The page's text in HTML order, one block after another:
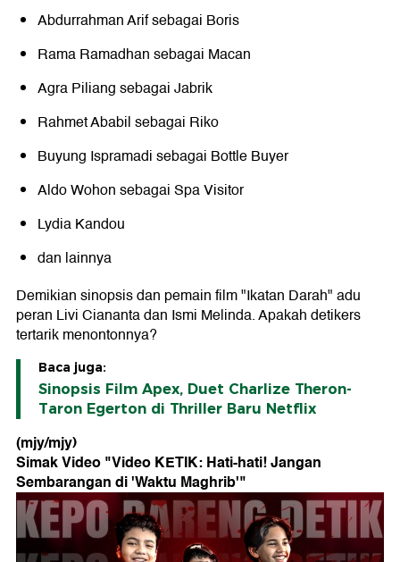
Abdurrahman Arif sebagai Boris
Rama Ramadhan sebagai Macan
Agra Piliang sebagai Jabrik
Rahmet Ababil sebagai Riko
Buyung Ispramadi sebagai Bottle Buyer
Aldo Wohon sebagai Spa Visitor
Lydia Kandou
dan lainnya
Demikian sinopsis dan pemain film "Ikatan Darah" adu
peran Livi Ciananta dan Ismi Melinda. Apakah detikers
tertarik menontonnya?
Baca juga:
Sinopsis Film Apex, Duet Charlize Theron-
Taron Egerton di Thriller Baru Netflix
(mjy/mjy)
Simak Video "Video KETIK: Hati-hati! Jangan
Sembarangan di 'Waktu Maghrib'"